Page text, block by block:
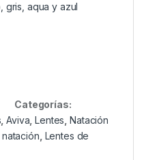
gris, aqua y azul
Categorías:
,Aviva ,Lentes ,Natación
Lentes de